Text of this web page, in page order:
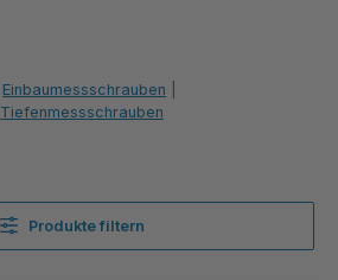
Einbaumessschrauben
Tiefenmessschrauben
Produkte filtern